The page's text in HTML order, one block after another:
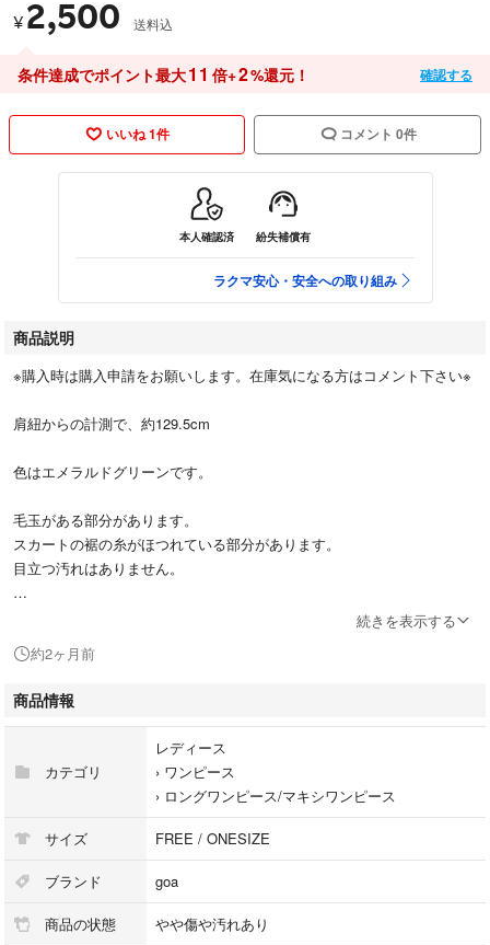
¥ 2,500 送料込
条件達成でポイント最大11 倍+2%還元！ 確認する
いいね 1件 コメント 0件
本人確認済 紛失補償有
ラクマ安心・安全への取り組み
商品説明
※購入時は購入申請をお願いします。在庫気になる方はコメント下さい※
肩紐からの計測で、約129.5cm
色はエメラルドグリーンです。
毛玉がある部分があります。
スカートの裾の糸がほつれている部分があります。
目立つ汚れはありません。
平成
ヴィンテージ
00s
archive
続きを表示する
約2ヶ月前
商品情報
カテゴリ
レディース
› ワンピース
› ロングワンピース/マキシワンピース
サイズ FREE / ONESIZE
ブランド goa
商品の状態 やや傷や汚れあり